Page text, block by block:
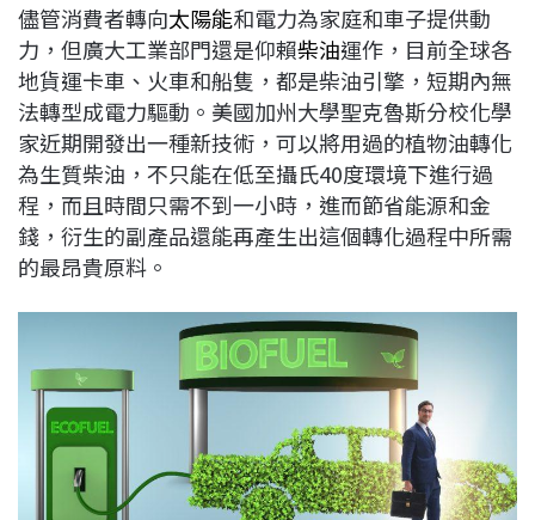
b
o
o
k
a
d
s
e
d
I
n
L
i
n
k
儘管消費者轉向太陽能和電力為家庭和車子提供動
力，但廣大工業部門還是仰賴柴油運作，目前全球各
地貨運卡車、火車和船隻，都是柴油引擎，短期內無
法轉型成電力驅動。美國加州大學聖克魯斯分校化學
家近期開發出一種新技術，可以將用過的植物油轉化
為生質柴油，不只能在低至攝氏40度環境下進行過
程，而且時間只需不到一小時，進而節省能源和金
錢，衍生的副產品還能再產生出這個轉化過程中所需
的最昂貴原料。